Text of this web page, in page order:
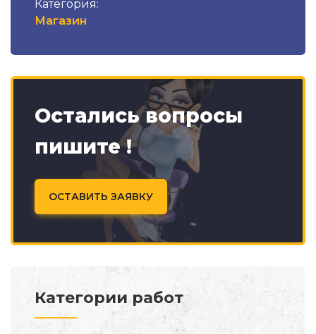
Категория:
Магазин
Остались вопросы
пишите !
ОСТАВИТЬ ЗАЯВКУ
Категории работ